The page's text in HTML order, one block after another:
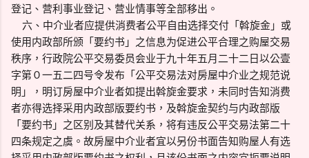
登记、营利事业登记、营业情事等全部移出。
六、中介业者应提供消费者公平自由选择交付「斡旋金」或
使用内政部所颁「要约书」之信息为促进公平合理之购屋交易
秩序，行政院公平交易委员会业于九十年五月二十二日以公壹
字第０一五二四号令发布「公平交易法对房屋中介业之规范说
明」，明订房屋中介业者如提出斡旋金要求，未同时告知消费
者亦得选择采用内政部版要约书，及斡旋金契约与内政部版
「要约书」之区别及其替代关系，将有违反公平交易法第二十
四条规定之虞。故房屋中介业者宜以另份书面告知购屋人有选